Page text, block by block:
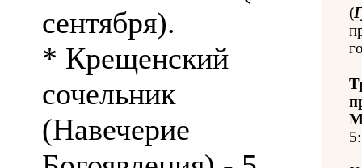
сентября).
* Крещенский
сочельник
(Навечерие
(
5: